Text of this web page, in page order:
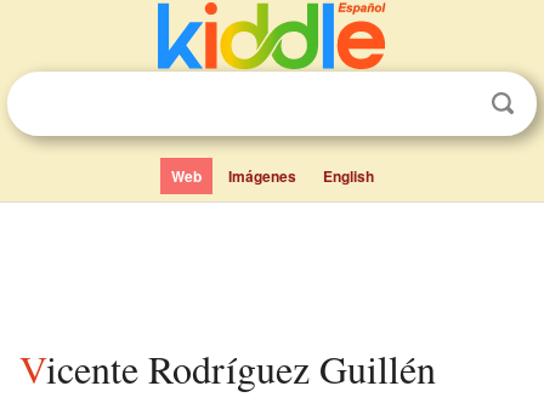
Web Imágenes English
Vicente Rodríguez Guillén